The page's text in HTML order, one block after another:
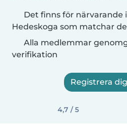
Det finns för närvarande
Hedeskoga som matchar
Alla medlemmar
verifikation
Registrera
4,7 / 5